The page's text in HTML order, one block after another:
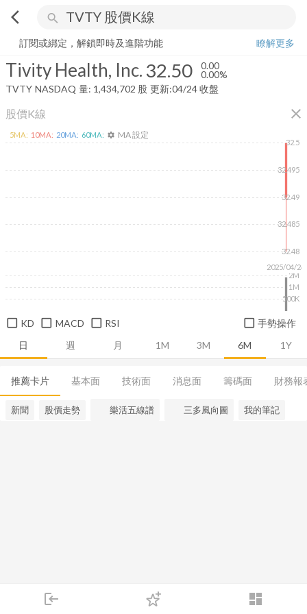
arrow_back_ios search
login dashboard
下單
Tivity Health, Inc. 32.500.00%
訂閱或綁定，解鎖即時及進階功能
瞭解更多
Tivity Health, Inc. 32.50 0.00
0.00%
TVTY NASDAQ 量: 1,434,702 股 更新:04/24 收盤
股價K線 close
日 週 月 1M 3M 6M 1Y
2025/04/24
32.48
32.485
32.49
32.495
32.5
500K
1M
2M
5MA: 10MA: 20MA: 60MA: settings MA 設定
KD MACD RSI 手勢操作
推薦卡片 基本面 技術面 消息面 籌碼面 財務報
新聞 股價走勢 樂活五線譜 三多風向圖 我的筆記